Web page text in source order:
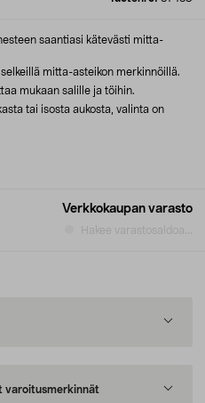
Verkkokaupan varasto
Hakee varastosaldoa...
saantiasi kätevästi mitta-
mitta-asteikon merkinnöillä.
mukaan salille ja töihin.
tai isosta aukosta, valinta on
varoitusmerkinnät